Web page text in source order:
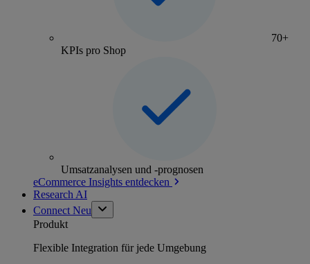
70+
KPIs pro Shop
Umsatzanalysen und -prognosen
eCommerce Insights entdecken
Research AI
Connect Neu
Produkt
Flexible Integration für jede Umgebung